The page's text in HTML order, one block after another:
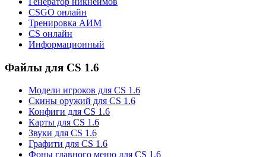
CSGO онлайн
Тренировка АИМ
CS онлайн
Информационный
Файлы для CS 1.6
Модели игроков для CS 1.6
Скины оружий для CS 1.6
Конфиги для CS 1.6
Карты для CS 1.6
Звуки для CS 1.6
Графити для CS 1.6
Фоны главного меню для CS 1.6